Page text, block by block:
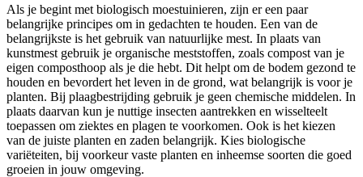
Als je begint met biologisch moestuinieren, zijn er een paar
belangrijke principes om in gedachten te houden. Een van de
belangrijkste is het gebruik van natuurlijke mest. In plaats van
kunstmest gebruik je organische meststoffen, zoals compost van je
eigen composthoop als je die hebt. Dit helpt om de bodem gezond te
houden en bevordert het leven in de grond, wat belangrijk is voor je
planten. Bij plaagbestrijding gebruik je geen chemische middelen. In
plaats daarvan kun je nuttige insecten aantrekken en wisselteelt
toepassen om ziektes en plagen te voorkomen. Ook is het kiezen
van de juiste planten en zaden belangrijk. Kies biologische
variëteiten, bij voorkeur vaste planten en inheemse soorten die goed
groeien in jouw omgeving.